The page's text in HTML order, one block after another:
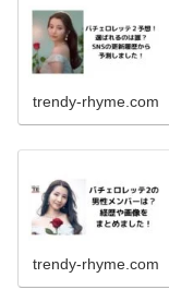
trendy-rhyme.com
trendy-rhyme.com